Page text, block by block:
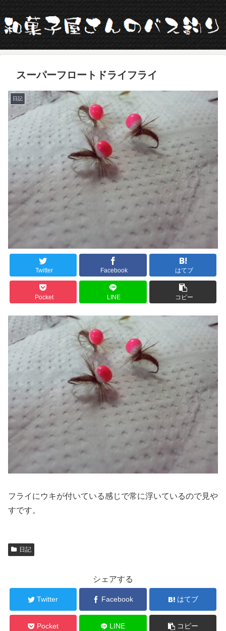
スーパーフロートドライフライ
日記
Twitter Facebook はてブ
Pocket LINE コピー
フライにウキが付いている感じで常に浮いているので見や
すです。
日記
シェアする
Twitter Facebook はてブ
Pocket LINE コピー